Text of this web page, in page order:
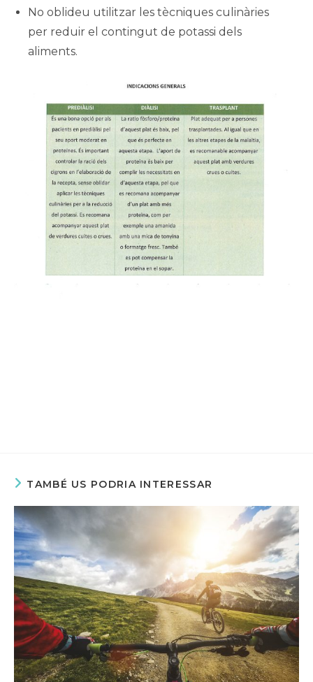
No oblideu utilitzar les tècniques culinàries
per reduir el contingut de potassi dels
aliments.
TAMBÉ US PODRIA INTERESSAR